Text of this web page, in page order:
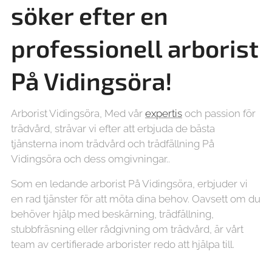
söker efter en
professionell arborist
På Vidingsöra!
Arborist Vidingsöra, Med vår expertis och passion för
trädvård, strävar vi efter att erbjuda de bästa
tjänsterna inom trädvård och trädfällning På
Vidingsöra och dess omgivningar..
Som en ledande arborist På Vidingsöra, erbjuder vi
en rad tjänster för att möta dina behov. Oavsett om du
behöver hjälp med beskärning, trädfällning,
stubbfräsning eller rådgivning om trädvård, är vårt
team av certifierade arborister redo att hjälpa till.